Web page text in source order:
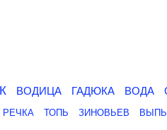
ВОДИЦА ГАДЮКА ВОДА
РЕЧКА ТОПЬ ЗИНОВЬЕВ ВЫПЬ